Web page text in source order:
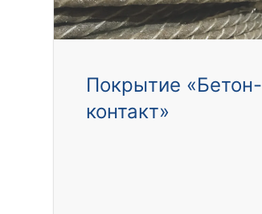
Покрытие «Бетон-
контакт»